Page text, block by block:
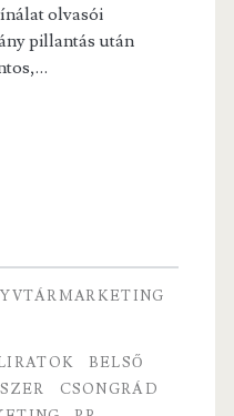
olvasói
pillantás után
BELSŐ
CSONGRÁD